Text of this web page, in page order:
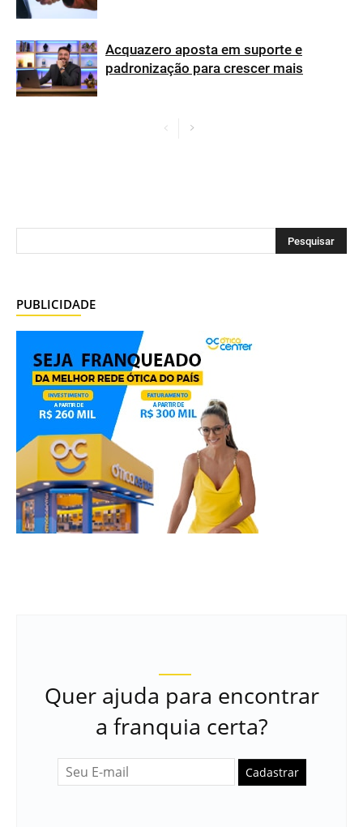
Acquazero aposta em suporte e
padronização para crescer mais
PUBLICIDADE
Quer ajuda para encontrar
a franquia certa?
Cadastrar